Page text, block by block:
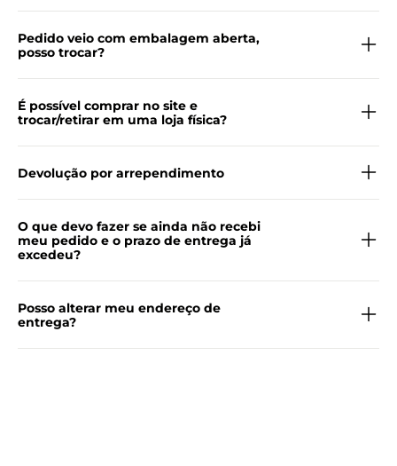
Pedido veio com embalagem aberta,
posso trocar?
É possível comprar no site e
trocar/retirar em uma loja física?
Devolução por arrependimento
O que devo fazer se ainda não recebi
meu pedido e o prazo de entrega já
excedeu?
Posso alterar meu endereço de
entrega?